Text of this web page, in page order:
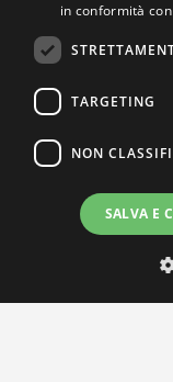
in conformità
TARGETING
NON
SALVA E